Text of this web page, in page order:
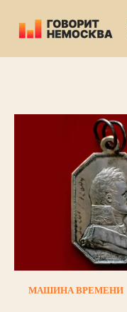
содержимому
МАШИНА ВРЕМЕНИ